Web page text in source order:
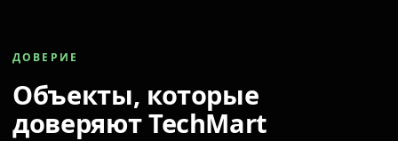
ДОВЕРИЕ
Объекты, которые
доверяют TechMart